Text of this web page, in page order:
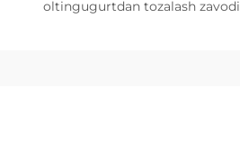
oltingugurtdan tozalash zavodi